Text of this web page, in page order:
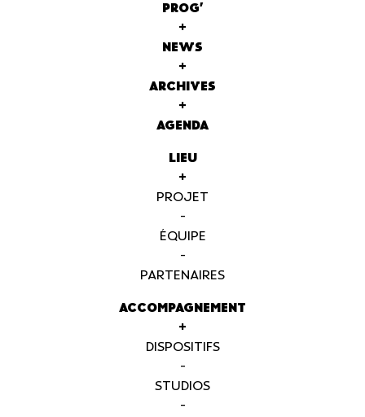
PROG'
+
NEWS
+
ARCHIVES
+
AGENDA
LIEU
+
PROJET
-
ÉQUIPE
-
PARTENAIRES
ACCOMPAGNEMENT
+
DISPOSITIFS
-
STUDIOS
-